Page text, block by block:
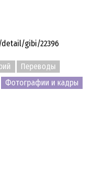
gibi/22396
Переводы
Фотографии и кадры